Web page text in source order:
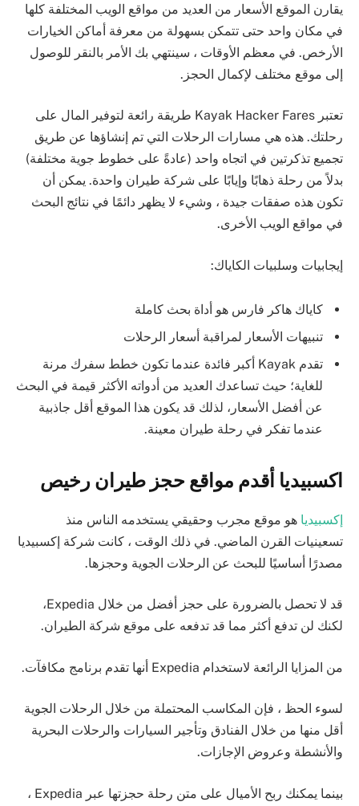
يقارن الموقع الأسعار من العديد من مواقع الويب المختلفة كلها
في مكان واحد حتى تتمكن بسهولة من معرفة أماكن الخيارات
الأرخص. في معظم الأوقات ، سينتهي بك الأمر بالنقر للوصول
إلى موقع مختلف لإكمال الحجز.
تعتبر Kayak Hacker Fares طريقة رائعة لتوفير المال على
رحلتك. هذه هي مسارات الرحلات التي تم إنشاؤها عن طريق
تجميع تذكرتين في اتجاه واحد (عادةً على خطوط جوية مختلفة)
بدلاً من رحلة ذهابًا وإيابًا على شركة طيران واحدة. يمكن أن
تكون هذه صفقات جيدة ، وشيء لا يظهر دائمًا في نتائج البحث
في مواقع الويب الأخرى.
إيجابيات وسلبيات الكاياك:
كاياك هاكر فارس هو أداة بحث كاملة
تنبيهات الأسعار لمراقبة أسعار الرحلات
تقدم Kayak أكبر فائدة عندما تكون خطط سفرك مرنة
للغاية؛ حيث تساعدك العديد من أدواته الأكثر قيمة في البحث
عن أفضل الأسعار، لذلك قد يكون هذا الموقع أقل جاذبية
عندما تفكر في رحلة طيران معينة.
اكسبيديا أقدم مواقع حجز طيران رخيص
إكسبيديا هو موقع مجرب وحقيقي يستخدمه الناس منذ
تسعينيات القرن الماضي. في ذلك الوقت ، كانت شركة إكسبيديا
مصدرًا أساسيًا للبحث عن الرحلات الجوية وحجزها.
قد لا تحصل بالضرورة على حجز أفضل من خلال Expedia،
لكنك لن تدفع أكثر مما قد تدفعه على موقع شركة الطيران.
من المزايا الرائعة لاستخدام Expedia أنها تقدم برنامج مكافآت.
لسوء الحظ ، فإن المكاسب المحتملة من خلال الرحلات الجوية
أقل منها من خلال الفنادق وتأجير السيارات والرحلات البحرية
والأنشطة وعروض الإجازات.
بينما يمكنك ربح الأميال على متن رحلة حجزتها عبر Expedia ،